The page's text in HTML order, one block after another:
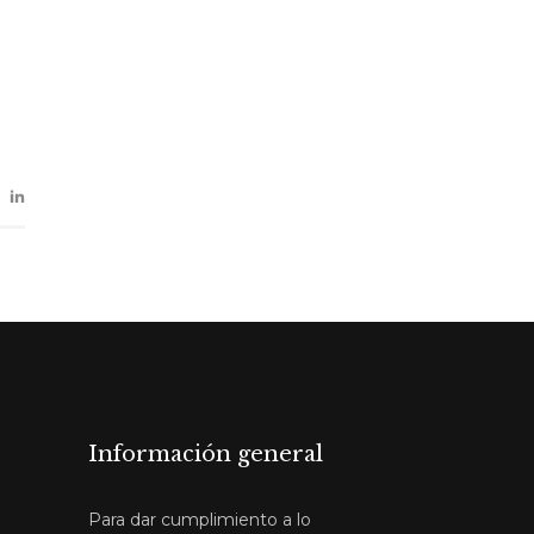
Información general
Para dar cumplimiento a lo